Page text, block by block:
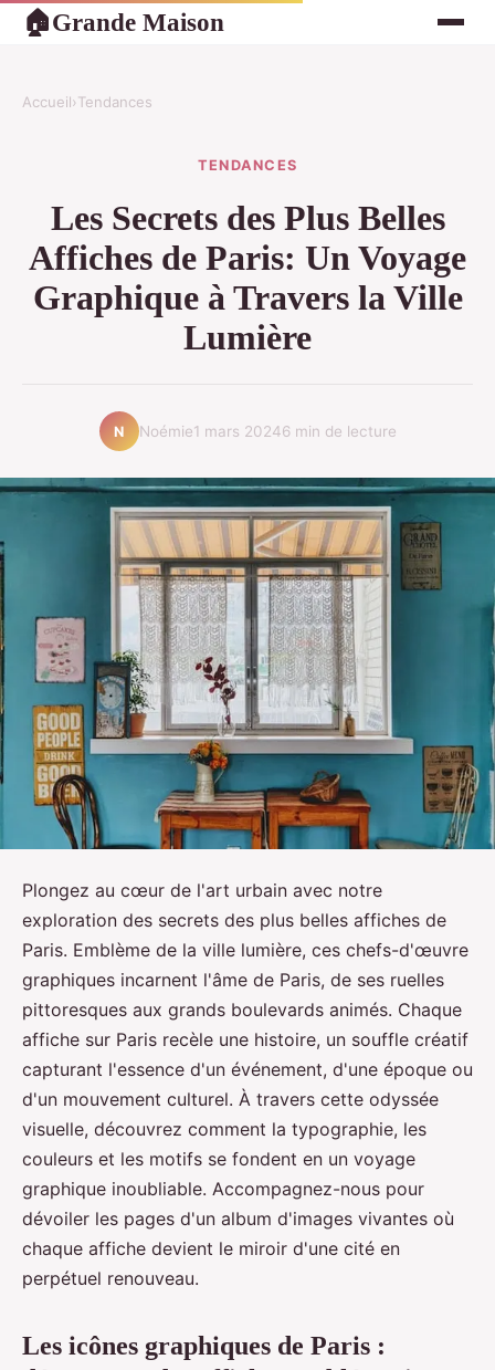
🏠Grande Maison
Accueil›Tendances
TENDANCES
Les Secrets des Plus Belles
Affiches de Paris: Un Voyage
Graphique à Travers la Ville
Lumière
N Noémie1 mars 20246 min de lecture
Plongez au cœur de l'art urbain avec notre
exploration des secrets des plus belles affiches de
Paris. Emblème de la ville lumière, ces chefs-d'œuvre
graphiques incarnent l'âme de Paris, de ses ruelles
pittoresques aux grands boulevards animés. Chaque
affiche sur Paris recèle une histoire, un souffle créatif
capturant l'essence d'un événement, d'une époque ou
d'un mouvement culturel. À travers cette odyssée
visuelle, découvrez comment la typographie, les
couleurs et les motifs se fondent en un voyage
graphique inoubliable. Accompagnez-nous pour
dévoiler les pages d'un album d'images vivantes où
chaque affiche devient le miroir d'une cité en
perpétuel renouveau.
Les icônes graphiques de Paris :